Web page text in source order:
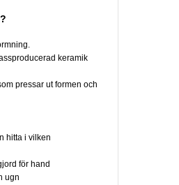
keramik
pressar ut formen och
hitta i vilken
för hand
ugn